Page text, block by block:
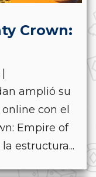
Crown:
amplió su
con el
Empire of
estructura...